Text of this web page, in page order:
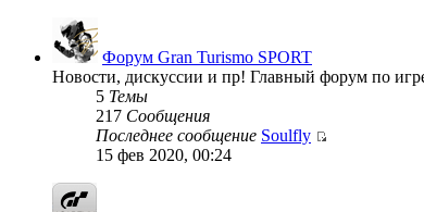
Форум Gran Turismo SPORT
Новости, дискуссии и пр! Главный форум по
5 Темы
217 Сообщения
Последнее сообщение Soulfly
15 фев 2020, 00:24